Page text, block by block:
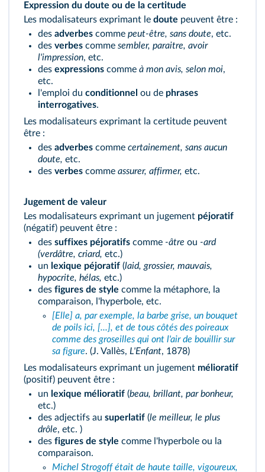
Expression du doute ou de la certitude
Les modalisateurs exprimant le doute peuvent être :
des adverbes comme peut-être, sans doute, etc.
des verbes comme sembler, paraitre, avoir
l'impression, etc.
des expressions comme à mon avis, selon moi,
etc.
l'emploi du conditionnel ou de phrases
interrogatives.
Les modalisateurs exprimant la certitude peuvent
être :
des adverbes comme certainement, sans aucun
doute, etc.
des verbes comme assurer, affirmer, etc.
Jugement de valeur
Les modalisateurs exprimant un jugement péjoratif
(négatif) peuvent être :
des suffixes péjoratifs comme -âtre ou -ard
(verdâtre, criard, etc.)
un lexique péjoratif (laid, grossier, mauvais,
hypocrite, hélas, etc.)
des figures de style comme la métaphore, la
comparaison, l'hyperbole, etc.
[Elle] a, par exemple, la barbe grise, un bouquet
de poils ici, [...], et de tous côtés des poireaux
comme des groseilles qui ont l'air de bouillir sur
sa figure. (J. Vallès, L'Enfant, 1878)
Les modalisateurs exprimant un jugement mélioratif
(positif) peuvent être :
un lexique mélioratif (beau, brillant, par bonheur,
etc.)
des adjectifs au superlatif (le meilleur, le plus
drôle, etc. )
des figures de style comme l'hyperbole ou la
comparaison.
Michel Strogoff était de haute taille, vigoureux,